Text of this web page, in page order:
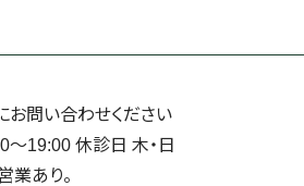
お問い合わせください
19:00 休診日 ⽊・⽇
業あり。